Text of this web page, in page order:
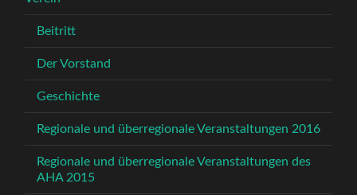
Beitritt
Der Vorstand
Geschichte
Regionale und überregionale Veranstaltungen 2016
Regionale und überregionale Veranstaltungen des
AHA 2015